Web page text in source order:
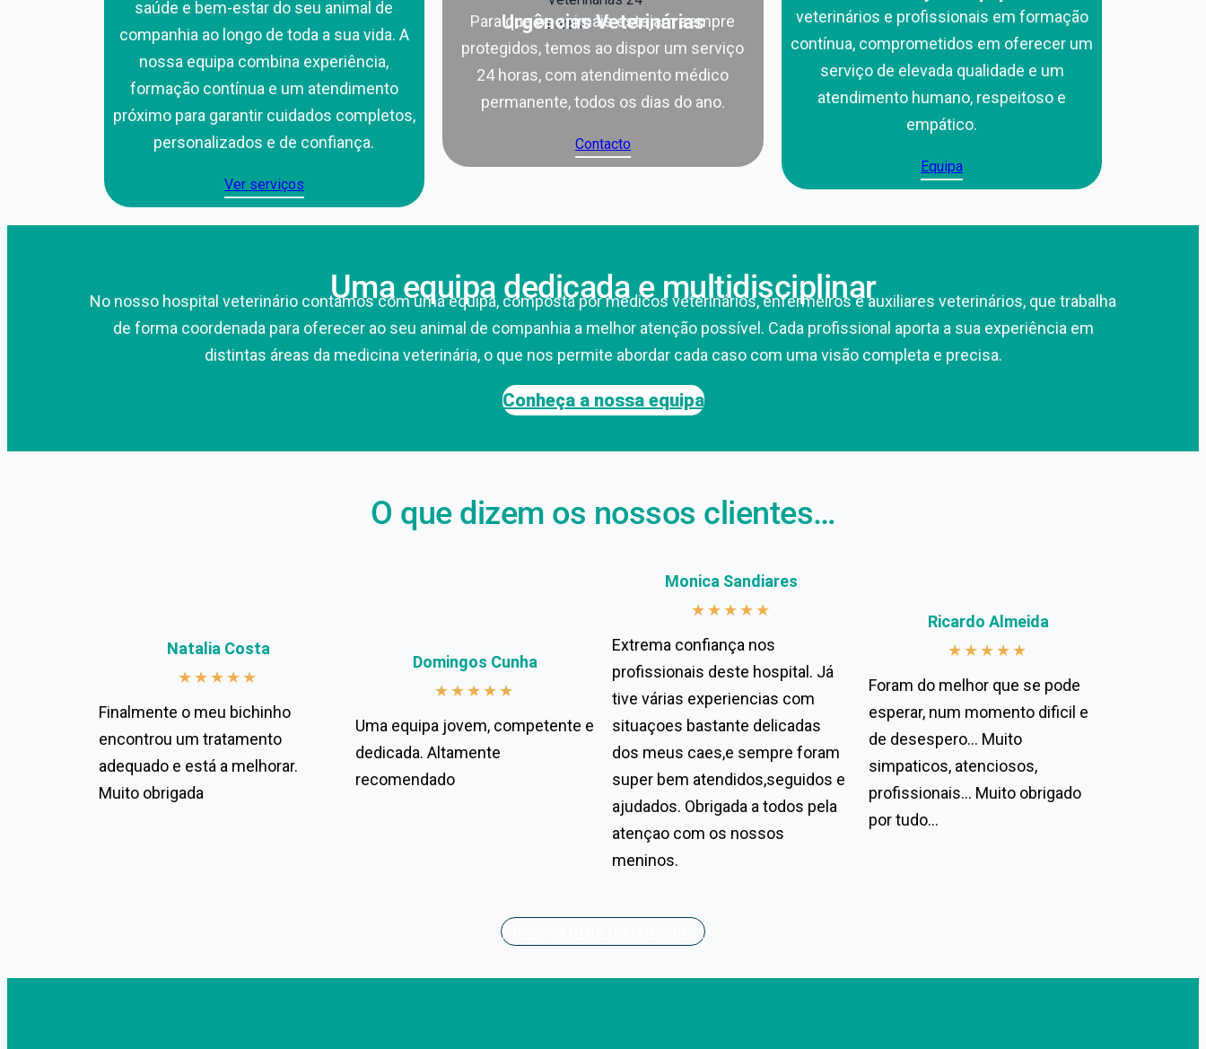
saúde e bem-estar do seu animal de
companhia ao longo de toda a sua vida. A
nossa equipa combina experiência,
formação contínua e um atendimento
próximo para garantir cuidados completos,
personalizados e de confiança.
Ver serviços
Urgências Veterinárias
Para que os animais estejam sempre
protegidos, temos ao dispor um serviço
24 horas, com atendimento médico
permanente, todos os dias do ano.
Contacto
veterinários e profissionais em formação
contínua, comprometidos em oferecer um
serviço de elevada qualidade e um
atendimento humano, respeitoso e
empático.
Equipa
Uma equipa dedicada e multidisciplinar
No nosso hospital veterinário contamos com uma equipa, composta por médicos veterinários, enfermeiros e auxiliares veterinários, que trabalha
de forma coordenada para oferecer ao seu animal de companhia a melhor atenção possível. Cada profissional aporta a sua experiência em
distintas áreas da medicina veterinária, o que nos permite abordar cada caso com uma visão completa e precisa.
Conheça a nossa equipa
O que dizem os nossos clientes…
Natalia Costa
★★★★★
Finalmente o meu bichinho
encontrou um tratamento
adequado e está a melhorar.
Muito obrigada
Domingos Cunha
★★★★★
Uma equipa jovem, competente e
dedicada. Altamente
recomendado
Monica Sandiares
★★★★★
Extrema confiança nos
profissionais deste hospital. Já
tive várias experiencias com
situaçoes bastante delicadas
dos meus caes,e sempre foram
super bem atendidos,seguidos e
ajudados. Obrigada a todos pela
atençao com os nossos
meninos.
Ricardo Almeida
★★★★★
Foram do melhor que se pode
esperar, num momento dificil e
de desespero… Muito
simpaticos, atenciosos,
profissionais… Muito obrigado
por tudo…
Conheça mais testemunhos